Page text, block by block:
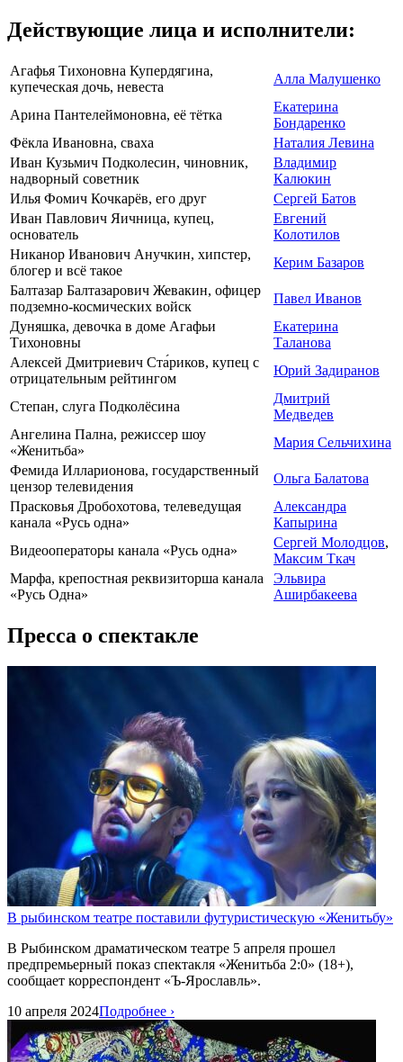
Действующие лица и исполнители:
Агафья Тихоновна Купердягина,
купеческая дочь, невеста
Алла Малушенко
Арина Пантелеймоновна, её тётка
Екатерина
Бондаренко
Фёкла Ивановна, сваха
Наталия Левина
Иван Кузьмич Подколесин, чиновник,
надворный советник
Владимир
Калюкин
Илья Фомич Кочкарёв, его друг
Сергей Батов
Иван Павлович Яичница, купец,
основатель
Евгений
Колотилов
Никанор Иванович Анучкин, хипстер,
блогер и всё такое
Керим Базаров
Балтазар Балтазарович Жевакин, офицер
подземно-космических войск
Павел Иванов
Дуняшка, девочка в доме Агафьи
Тихоновны
Екатерина
Таланова
Алексей Дмитриевич Ста́риков, купец с
отрицательным рейтингом
Юрий Задиранов
Степан, слуга Подколёсина
Дмитрий
Медведев
Ангелина Пална, режиссер шоу
«Женитьба»
Мария Сельчихина
Фемида Илларионова, государственный
цензор телевидения
Ольга Балатова
Прасковья Дробохотова, телеведущая
канала «Русь одна»
Александра
Капырина
Видеооператоры канала «Русь одна»
Сергей Молодцов,
Максим Ткач
Марфа, крепостная реквизиторша канала
«Русь Одна»
Эльвира
Аширбакеева
Пресса о спектакле
В рыбинском театре поставили футуристическую «Женитьбу»
В Рыбинском драматическом театре 5 апреля прошел
предпремьерный показ спектакля «Женитьба 2:0» (18+),
сообщает корреспондент «Ъ-Ярославль».
10 апреля 2024Подробнее ›